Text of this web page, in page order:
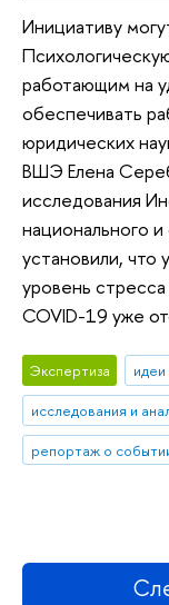
Инициативу
работающим на
обеспечивать
юридических
ВШЭ Елена
исследования
национального и
установили, что
уровень
COVID-19 уже
Экспертиза
исследования и
репортаж о